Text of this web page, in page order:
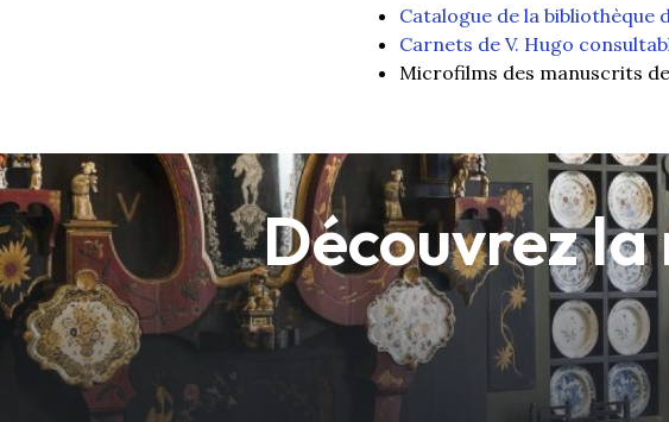
Catalogue de la bibliothèque
Carnets de V. Hugo
Microfilms des manuscrits
Découvrez